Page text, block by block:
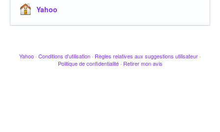
Yahoo
Yahoo · Conditions d'utilisation · Règles relatives aux suggestions utilisateur ·
Politique de confidentialité · Retirer mon avis